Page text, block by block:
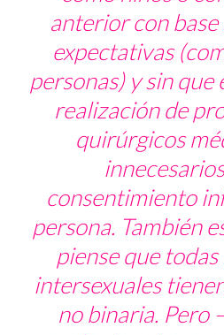
anterior con base
expectativas
personas) y sin que
realización de
quirúrgicos
consentimiento
persona. También
piense que
intersexuales
no binaria. Pero